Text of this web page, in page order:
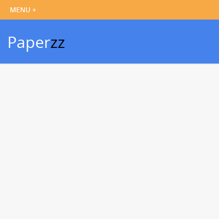
Paperzz